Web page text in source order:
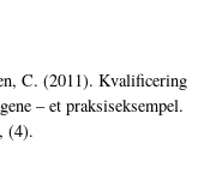
C. (2011). Kvalificering
– et praksiseksempel.
, (4).